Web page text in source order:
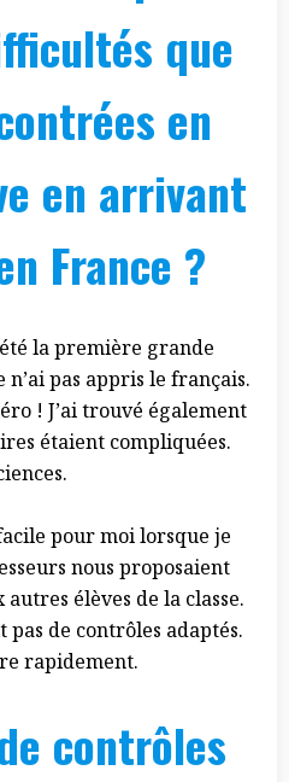
que
en
en arrivant
France ?
la première grande
pas appris le français.
! J’ai trouvé également
étaient compliquées.
pour moi lorsque je
nous proposaient
autres élèves de la classe.
pas de contrôles adaptés.
rapidement.
contrôles